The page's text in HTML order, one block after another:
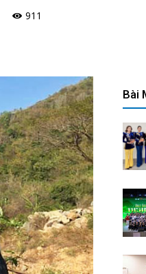
911
Bài